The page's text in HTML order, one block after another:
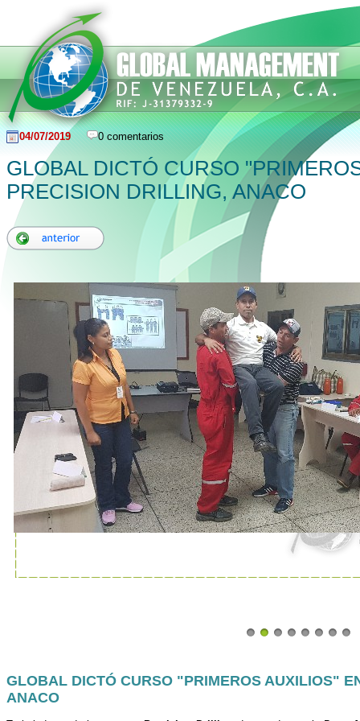
04/07/2019 0 comentarios
GLOBAL DICTÓ CURSO
PRECISION DRILLING, ANACO
GLOBAL DICTÓ CURSO "PRIMEROS AUXILIOS"
ANACO